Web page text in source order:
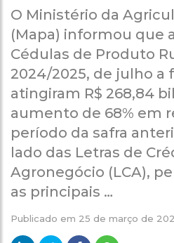
O Ministério da
(Mapa) informou que
Cédulas de Produto
2024/2025, de julho a
atingiram R$ 268,84
aumento de 68% em
período da safra
lado das Letras de
Agronegócio (LCA),
as principais …
Publicado em 25 de março de